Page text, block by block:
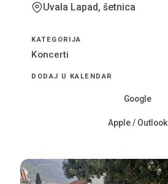
Uvala Lapad, šetnica
KATEGORIJA
Koncerti
DODAJ U KALENDAR
Google
Apple / Outlook